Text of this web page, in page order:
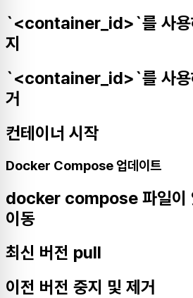
`<container_id>`를 사용
지
`<container_id>`를 사용
거
컨테이너 시작
Docker Compose 업데이트
docker compose 파일이
이동
최신 버전 pull
이전 버전 중지 및 제거